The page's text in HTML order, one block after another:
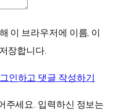
이 브라우저에 이름, 이
장합니다.
인하고 댓글 작성하기
주세요. 입력하신 정보는